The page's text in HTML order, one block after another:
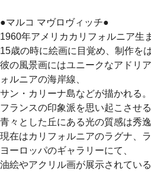
●マルコ マヴロヴィッチ●
1960年アメリカカリフォルニア生
15歳の時に絵画に目覚め、制作を
彼の風景画にはユニークなアドリ
ォルニアの海岸線、
サン・カリーナ島などが描かれる。
フランスの印象派を思い起こさせ
青々とした丘にある光の質感は秀逸
現在はカリフォルニアのラグナ、
ヨーロッパのギャラリーにて、
油絵やアクリル画が展示されている